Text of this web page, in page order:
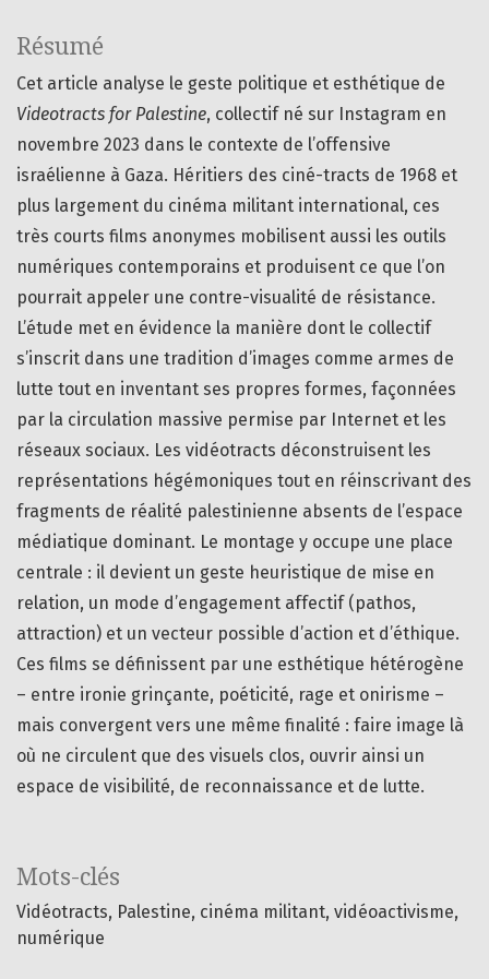
Mots-clés
Vidéotracts Palestine cinéma militant vidéoactivisme
numérique
Résumé
Cet article analyse le geste politique et esthétique de
Videotracts for Palestine, collectif né sur Instagram en
novembre 2023 dans le contexte de l’offensive
israélienne à Gaza. Héritiers des ciné-tracts de 1968 et
plus largement du cinéma militant international, ces
très courts films anonymes mobilisent aussi les outils
numériques contemporains et produisent ce que l’on
pourrait appeler une contre-visualité de résistance.
L’étude met en évidence la manière dont le collectif
s’inscrit dans une tradition d’images comme armes de
lutte tout en inventant ses propres formes, façonnées
par la circulation massive permise par Internet et les
réseaux sociaux. Les vidéotracts déconstruisent les
représentations hégémoniques tout en réinscrivant des
fragments de réalité palestinienne absents de l’espace
médiatique dominant. Le montage y occupe une place
centrale : il devient un geste heuristique de mise en
relation, un mode d’engagement affectif (pathos,
attraction) et un vecteur possible d’action et d’éthique.
Ces films se définissent par une esthétique hétérogène
– entre ironie grinçante, poéticité, rage et onirisme –
mais convergent vers une même finalité : faire image là
où ne circulent que des visuels clos, ouvrir ainsi un
espace de visibilité, de reconnaissance et de lutte.